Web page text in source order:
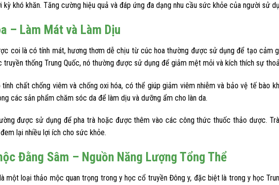
kỳ khó khăn. Tăng cường hiệu quả và đáp ứng đa dạng nhu cầu sức khỏe của người sử
– Làm Mát và Làm Dịu
coi là có tính mát, hương thơm dễ chịu từ cúc hoa thường được sử dụng để tạo cảm
truyền thống Trung Quốc, nó thường được sử dụng để giảm mệt mỏi và kích thích sự
tính chất chống viêm và chống oxi hóa, có thể giúp giảm viêm nhiễm và bảo vệ tế bào
các sản phẩm chăm sóc da để làm dịu và dưỡng ẩm cho làn da.
được sử dụng để pha trà hoặc được thêm vào các công thức thuốc thảo dược.
lại nhiều lợi ích cho sức khỏe.
Đằng Sâm – Nguồn Năng Lượng Tổng Thể
một loại thảo mộc quan trọng trong y học cổ truyền Đông y, đặc biệt là trong y học